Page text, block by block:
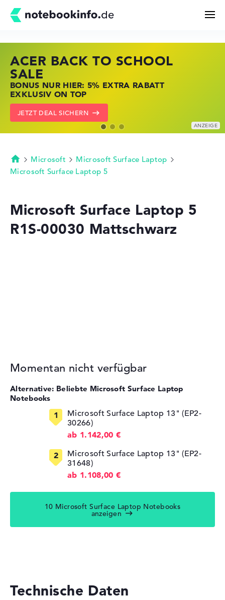
Kaufberatung
Technik & Wissen
Merkzettel
ACER BACK TO SCHOOL
SALE
BONUS NUR HIER: 5% EXTRA RABATT
EXKLUSIV ON TOP
JETZT DEAL SICHERN
HP STORE SSV DEALS
JETZT ZUGREIFEN: NOTEBOOKS BEI HP
KRÄFTIG REDUZIERT
ZU DEN HP ANGEBOTEN
LENOVO LAPTOP DEALS
NOTEBOOKS BEI LENOVO JETZT
KRÄFTIG REDUZIERT
LENOVO DEALS ZEIGEN
Startseite
Microsoft
Microsoft Surface Laptop
Microsoft Surface Laptop 5
Microsoft Surface Laptop 5
R1S-00030 Mattschwarz
Momentan nicht verfügbar
Alternative: Beliebte Microsoft Surface Laptop
Notebooks
Microsoft Surface Laptop 13" (EP2-
30266)
ab 1.142,00 €
Microsoft Surface Laptop 13" (EP2-
31648)
ab 1.108,00 €
10 Microsoft Surface Laptop Notebooks
anzeigen
Technische Daten